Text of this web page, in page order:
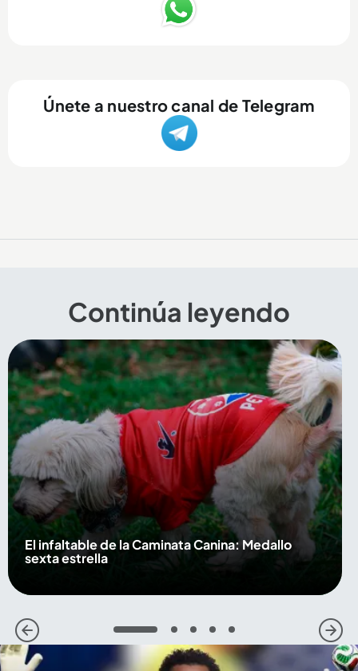
Únete a nuestro canal de Telegram
Continúa leyendo
El infaltable de la Caminata Canina: Medallo
sexta estrella
1 2 3 4 5